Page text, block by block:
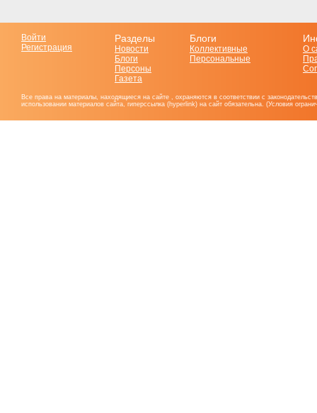
Войти
Регистрация
Разделы
Новости
Блоги
Персоны
Газета
Блоги
Коллективные
Персональные
О
Все права на материалы, находящиеся на сайте , охраняются в соответствии с
использовании материалов сайта, гиперссылка (hyperlink) на сайт обязательна. (Условия